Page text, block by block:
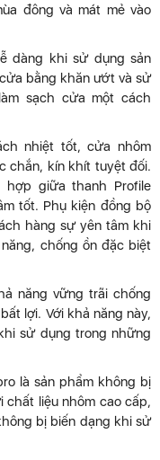
đông và mát mẻ vào
dàng khi sử dụng sản
bằng khăn ướt và sử
sạch cửa một cách
nhiệt tốt, cửa nhôm
chắn, kín khít tuyệt đối.
giữa thanh Profile
tốt. Phụ kiện đồng bộ
hàng sự yên tâm khi
chống ồn đặc biệt
năng vững trãi chống
lợi. Với khả năng này,
sử dụng trong những
là sản phẩm không bị
chất liệu nhôm cao cấp,
bị biến dạng khi sử